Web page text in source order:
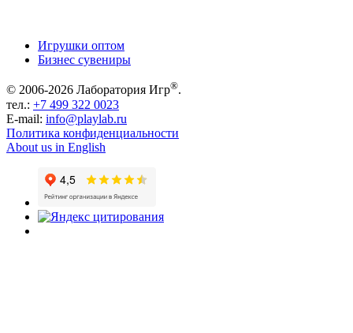
Игрушки оптом
Бизнес сувениры
© 2006-2026 Лаборатория Игр®.
тел.: +7 499 322 0023
E-mail: info@playlab.ru
Политика конфиденциальности
About us in English